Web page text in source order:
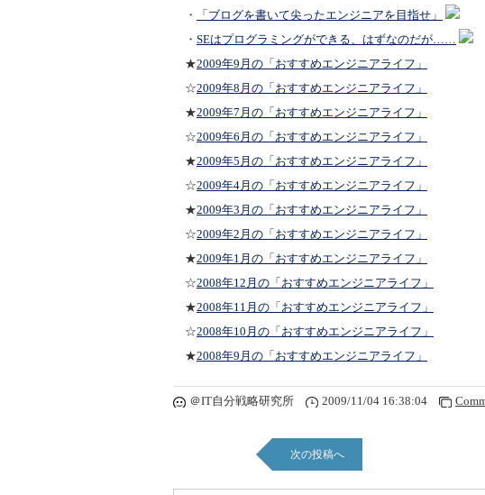
・
「ブログを書いて尖ったエンジニアを目指せ」
・ SEはプログラミングができる、はずなのだが……
★2009年9月の「おすすめエンジニアライフ」
☆2009年8月の「おすすめエンジニアライフ」
★2009年7月の「おすすめエンジニアライフ」
☆2009年6月の「おすすめエンジニアライフ」
★2009年5月の「おすすめエンジニアライフ」
☆2009年4月の「おすすめエンジニアライフ」
★2009年3月の「おすすめエンジニアライフ」
☆2009年2月の「おすすめエンジニアライフ」
★2009年1月の「おすすめエンジニアライフ」
☆2008年12月の「おすすめエンジニアライフ」
★2008年11月の「おすすめエンジニアライフ」
☆2008年10月の「おすすめエンジニアライフ」
★2008年9月の「おすすめエンジニアライフ」
＠IT自分戦略研究所 2009/11/04 16:38:04
次の投稿へ